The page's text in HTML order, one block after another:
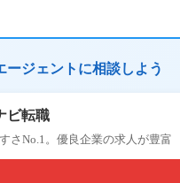
ジェントに相談しよう
ビ転職
さNo.1。優良企業の求人が豊富